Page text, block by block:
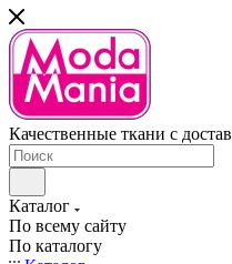
Качественные ткани с
Каталог
По всему сайту
По каталогу